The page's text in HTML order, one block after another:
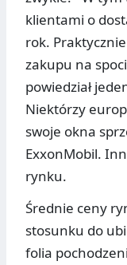
klientami o
rok.
zakupu na
powiedział
Niektórzy
swoje okna
ExxonMobil.
rynku.
Średnie ceny
stosunku do
folia